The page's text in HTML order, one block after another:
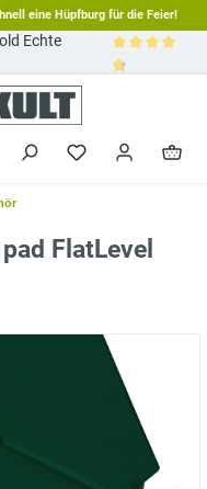
eine Hüpfburg für die Feier!
Echte
FlatLevel